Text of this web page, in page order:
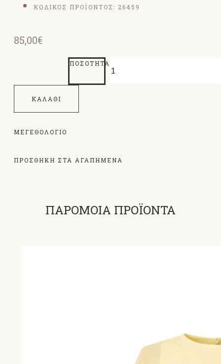
ΚΩΔΙΚΟΣ ΠΡΟΪΟΝΤΟΣ: 26459
85,00€
ΠΟΣΌΤΗΤΑ
ΚΑΛΆΘΙ
ΜΕΓΕΘΟΛΌΓΙΟ
ΠΡΟΣΘΗΚΗ ΣΤΑ ΑΓΑΠΗΜΕΝΑ
ΠΑΡΟΜΟΙΑ ΠΡΟΪΟΝΤΑ